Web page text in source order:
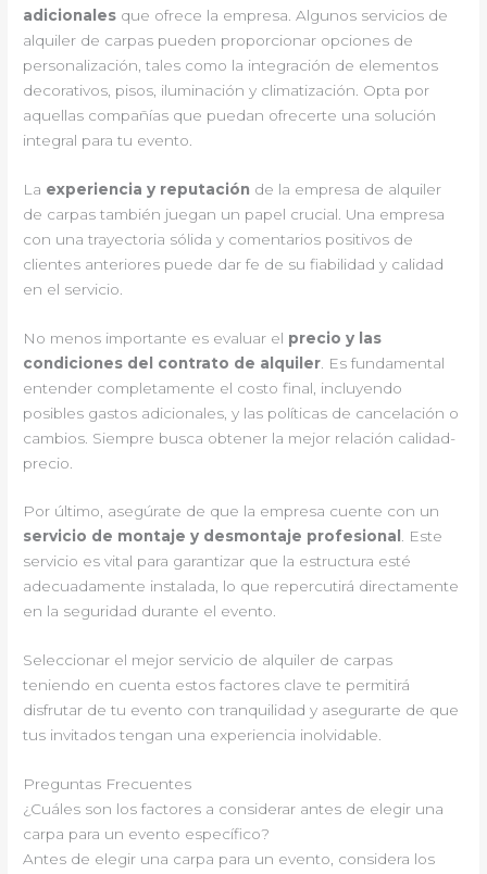
adicionales que ofrece la empresa. Algunos servicios de
alquiler de carpas pueden proporcionar opciones de
personalización, tales como la integración de elementos
decorativos, pisos, iluminación y climatización. Opta por
aquellas compañías que puedan ofrecerte una solución
integral para tu evento.
La experiencia y reputación de la empresa de alquiler
de carpas también juegan un papel crucial. Una empresa
con una trayectoria sólida y comentarios positivos de
clientes anteriores puede dar fe de su fiabilidad y calidad
en el servicio.
No menos importante es evaluar el precio y las
condiciones del contrato de alquiler . Es fundamental
entender completamente el costo final, incluyendo
posibles gastos adicionales, y las políticas de cancelación o
cambios. Siempre busca obtener la mejor relación calidad-
precio.
Por último, asegúrate de que la empresa cuente con un
servicio de montaje y desmontaje profesional . Este
servicio es vital para garantizar que la estructura esté
adecuadamente instalada, lo que repercutirá directamente
en la seguridad durante el evento.
Seleccionar el mejor servicio de alquiler de carpas
teniendo en cuenta estos factores clave te permitirá
disfrutar de tu evento con tranquilidad y asegurarte de que
tus invitados tengan una experiencia inolvidable.
Preguntas Frecuentes
¿Cuáles son los factores a considerar antes de elegir una
carpa para un evento específico?
Antes de elegir una carpa para un evento, considera los